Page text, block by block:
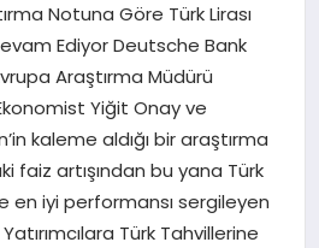
Notuna Göre Türk Lirası
Ediyor Deutsche Bank
Araştırma Müdürü
Yiğit Onay ve
kaleme aldığı bir araştırma
artışından bu yana Türk
en iyi performansı sergileyen
Türk Tahvillerine